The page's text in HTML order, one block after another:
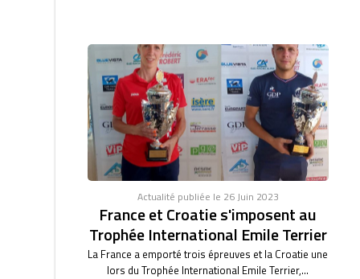
Actualité publiée le 26 Juin 2023
France et Croatie s'imposent au
Trophée International Emile Terrier
La France a emporté trois épreuves et la Croatie une
lors du Trophée International Emile Terrier,...